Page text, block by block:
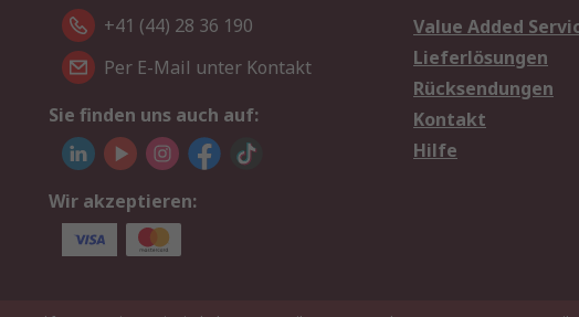
+41 (44) 28 36 190
Per E-Mail unter Kontakt
Sie finden uns auch auf:
Wir akzeptieren:
Value Added
Lieferlösungen
Rücksendungen
Kontakt
Hilfe